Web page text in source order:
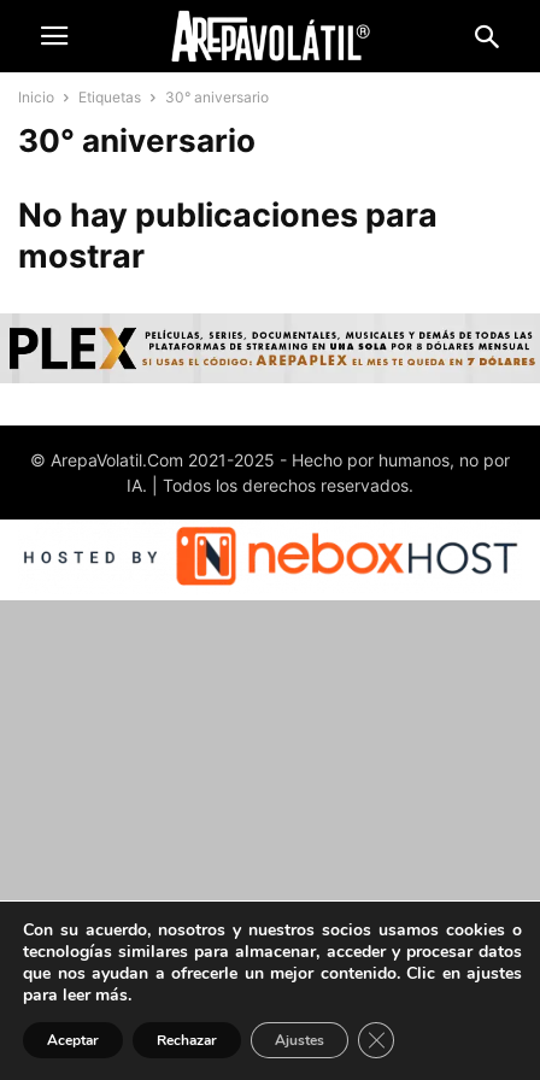
Inicio Etiquetas 30° aniversario
30° aniversario
No hay publicaciones para
mostrar
© ArepaVolatil.Com 2021-2025 - Hecho por humanos, no por
IA. | Todos los derechos reservados.
Con su acuerdo, nosotros y nuestros socios usamos cookies o
tecnologías similares para almacenar, acceder y procesar datos
que nos ayudan a ofrecerle un mejor contenido. Clic en ajustes
para leer más.
Aceptar Rechazar Ajustes Cerrar el banner de